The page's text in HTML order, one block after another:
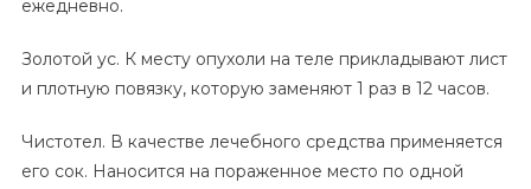
ежедневно.
Золотой ус. К месту опухоли на теле прикладывают лист
и плотную повязку, которую заменяют 1 раз в 12 часов.
Чистотел. В качестве лечебного средства применяется
его сок. Наносится на пораженное место по одной